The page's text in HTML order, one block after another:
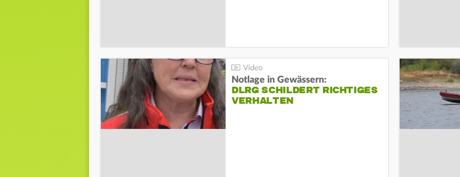
Notlage in Gewässern:
DLRG SCHILDERT RICHTIGES
VERHALTEN